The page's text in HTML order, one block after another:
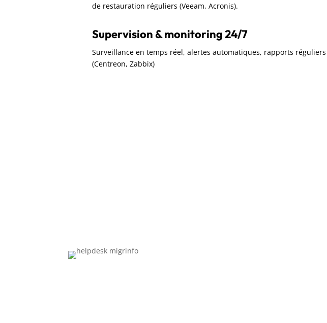
de restauration réguliers (Veeam, Acronis).
Supervision & monitoring 24/7
Surveillance en temps réel, alertes automatiques, rapports réguliers
(Centreon, Zabbix)